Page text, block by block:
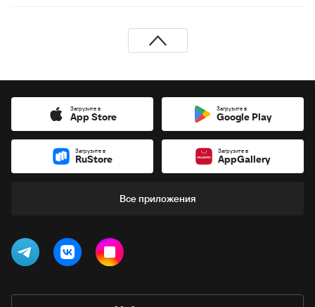
Загрузите в
App Store
Загрузите в
Google Play
Загрузите в
RuStore
Загрузите в
AppGallery
Все приложения